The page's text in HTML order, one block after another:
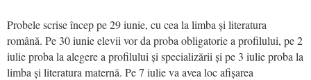
Probele scrise încep pe 29 iunie, cu cea la limba și literatura
română. Pe 30 iunie elevii vor da proba obligatorie a profilului, pe 2
iulie proba la alegere a profilului și specializării și pe 3 iulie proba la
limba și literatura maternă. Pe 7 iulie va avea loc afișarea